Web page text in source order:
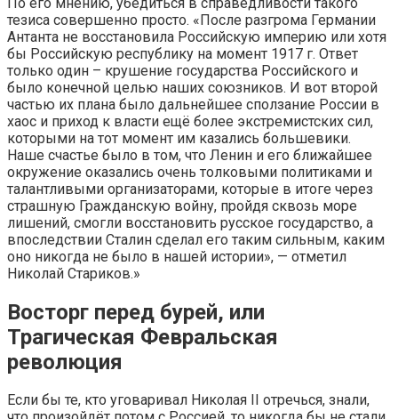
тезиса совершенно просто. «После разгрома Германии
Антанта не восстановила Российскую империю или хотя
бы Российскую республику на момент 1917 г. Ответ
только один – крушение государства Российского и
было конечной целью наших союзников. И вот второй
частью их плана было дальнейшее сползание России в
хаос и приход к власти ещё более экстремистских сил,
которыми на тот момент им казались большевики.
Наше счастье было в том, что Ленин и его ближайшее
окружение оказались очень толковыми политиками и
талантливыми организаторами, которые в итоге через
страшную Гражданскую войну, пройдя сквозь море
лишений, смогли восстановить русское государство, а
впоследствии Сталин сделал его таким сильным, каким
оно никогда не было в нашей истории», — отметил
Николай Стариков.»
Восторг перед бурей, или
Трагическая Февральская
революция
Если бы те, кто уговаривал Николая II отречься, знали,